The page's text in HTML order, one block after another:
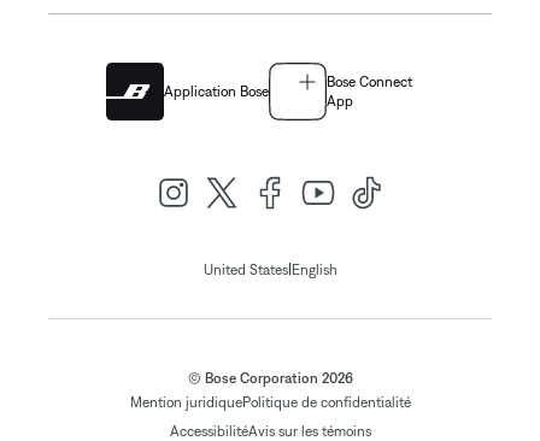
Application Bose
Bose Connect
App
United States|English
© Bose Corporation 2026
Mention juridiquePolitique de confidentialité
AccessibilitéAvis sur les témoins